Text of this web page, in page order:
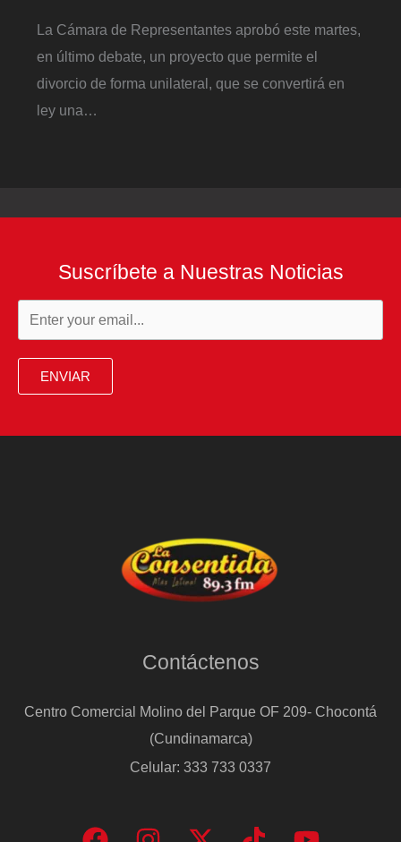
La Cámara de Representantes aprobó este martes,
en último debate, un proyecto que permite el
divorcio de forma unilateral, que se convertirá en
ley una…
Suscríbete a Nuestras Noticias
ENVIAR
Contáctenos
Centro Comercial Molino del Parque OF 209- Chocontá
(Cundinamarca)
Celular: 333 733 0337